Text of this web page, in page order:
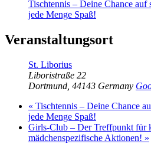
Tischtennis – Deine Chance auf
jede Menge Spaß!
Veranstaltungsort
St. Liborius
Liboristraße 22
Dortmund 44143 Germany
« Tischtennis – Deine Chance
jede Menge Spaß!
Girls-Club – Der Treffpunkt für
mädchenspezifische Aktionen! »